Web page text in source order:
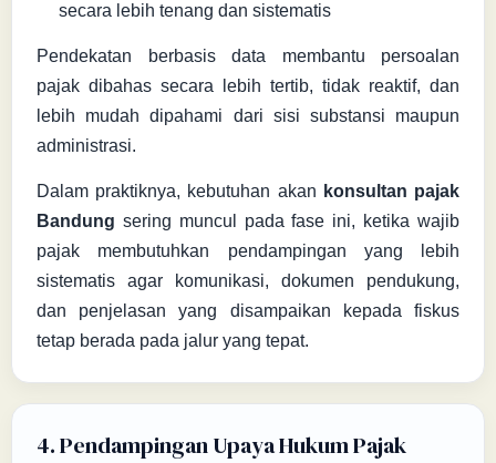
secara lebih tenang dan sistematis
Pendekatan berbasis data membantu persoalan
pajak dibahas secara lebih tertib, tidak reaktif, dan
lebih mudah dipahami dari sisi substansi maupun
administrasi.
Dalam praktiknya, kebutuhan akan konsultan pajak
Bandung sering muncul pada fase ini, ketika wajib
pajak membutuhkan pendampingan yang lebih
sistematis agar komunikasi, dokumen pendukung,
dan penjelasan yang disampaikan kepada fiskus
tetap berada pada jalur yang tepat.
4. Pendampingan Upaya Hukum Pajak